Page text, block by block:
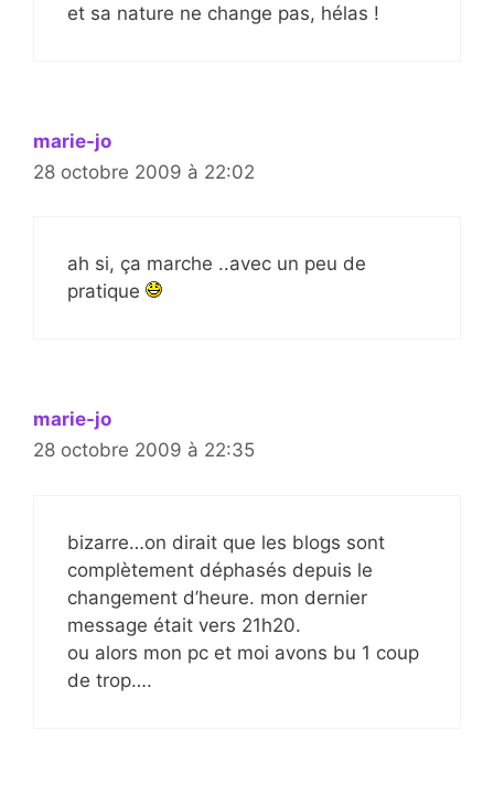
et sa nature ne change pas, hélas !
marie-jo
28 octobre 2009 à 22:02
ah si, ça marche ..avec un peu de
pratique
marie-jo
28 octobre 2009 à 22:35
bizarre…on dirait que les blogs sont
complètement déphasés depuis le
changement d’heure. mon dernier
message était vers 21h20.
ou alors mon pc et moi avons bu 1 coup
de trop….